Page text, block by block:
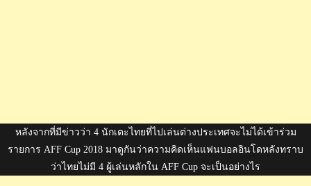
หลังจากที่มีข่าวว่า 4 นักเตะไทยที่ไปเล่นต่างประเทศจะไม่ได้เข้าร่วม
รายการ AFF Cup 2018 มาดูกันว่าความคิดเห็นแฟนบอลอินโดหลังทราบ
ว่าไทยไม่มี 4 ผู้เล่นหลักใน AFF Cup จะเป็นอย่างไร